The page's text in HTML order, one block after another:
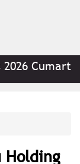
Cumartesi)
Holding